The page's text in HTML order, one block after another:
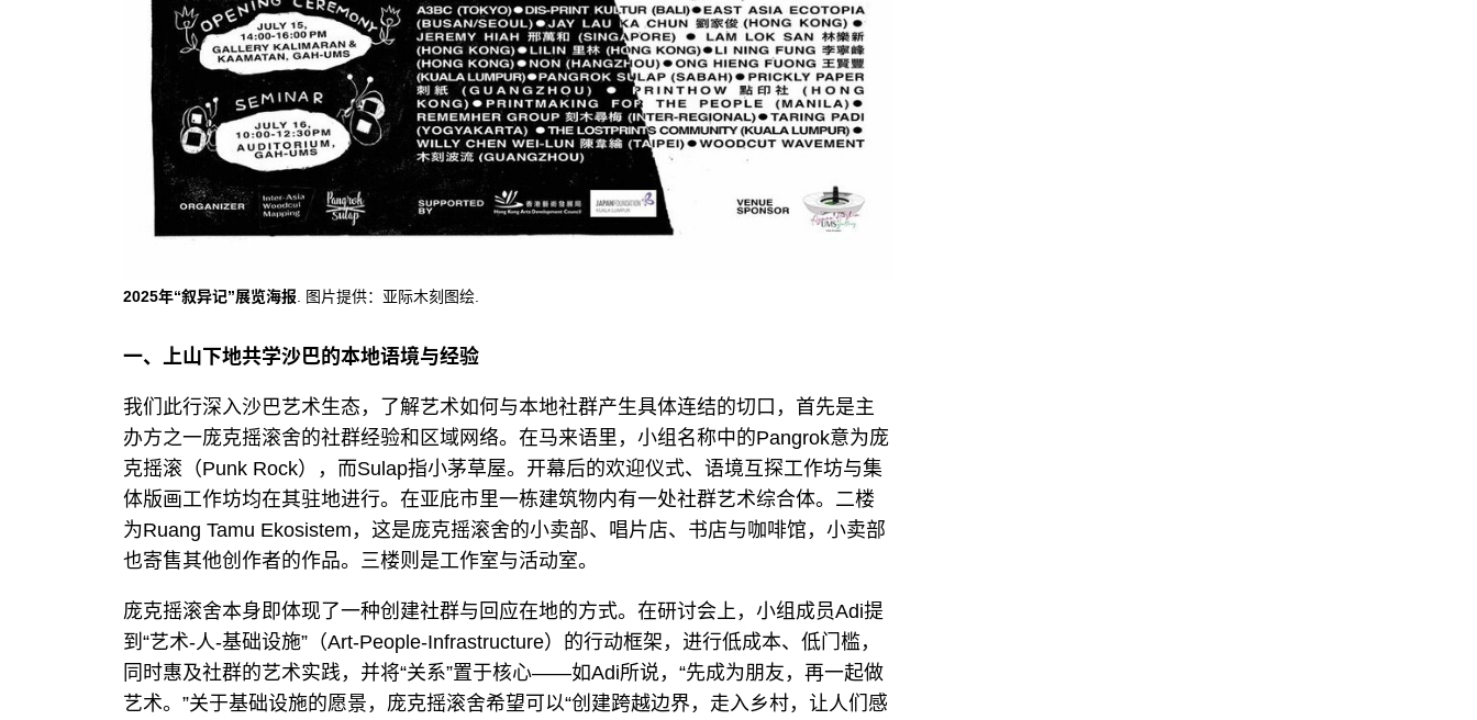
2025年“叙异记”展览海报 . 图片提供：亚际木刻图绘.
一、上山下地共学沙巴的本地语境与经验
我们此行深入沙巴艺术生态，了解艺术如何与本地社群产生具体连结的切口，首先是主
办方之一庞克摇滚舍的社群经验和区域网络。在马来语里，小组名称中的Pangrok意为庞
克摇滚（Punk Rock），而Sulap指小茅草屋。开幕后的欢迎仪式、语境互探工作坊与集
体版画工作坊均在其驻地进行。在亚庇市里一栋建筑物内有一处社群艺术综合体。二楼
为Ruang Tamu Ekosistem，这是庞克摇滚舍的小卖部、唱片店、书店与咖啡馆，小卖部
也寄售其他创作者的作品。三楼则是工作室与活动室。
庞克摇滚舍本身即体现了一种创建社群与回应在地的方式。在研讨会上，小组成员Adi提
到“艺术-人-基础设施”（Art-People-Infrastructure）的行动框架，进行低成本、低门槛，
同时惠及社群的艺术实践，并将“关系”置于核心——如Adi所说，“先成为朋友，再一起做
艺术。”关于基础设施的愿景，庞克摇滚舍希望可以“创建跨越边界，走入乡村，让人们感